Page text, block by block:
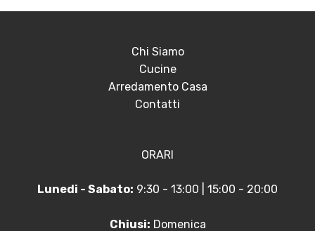
Chi Siamo
Cucine
Arredamento Casa
Contatti
ORARI
Lunedi - Sabato: 9:30 - 13:00 | 15:00 - 20:00
Chiusi: Domenica